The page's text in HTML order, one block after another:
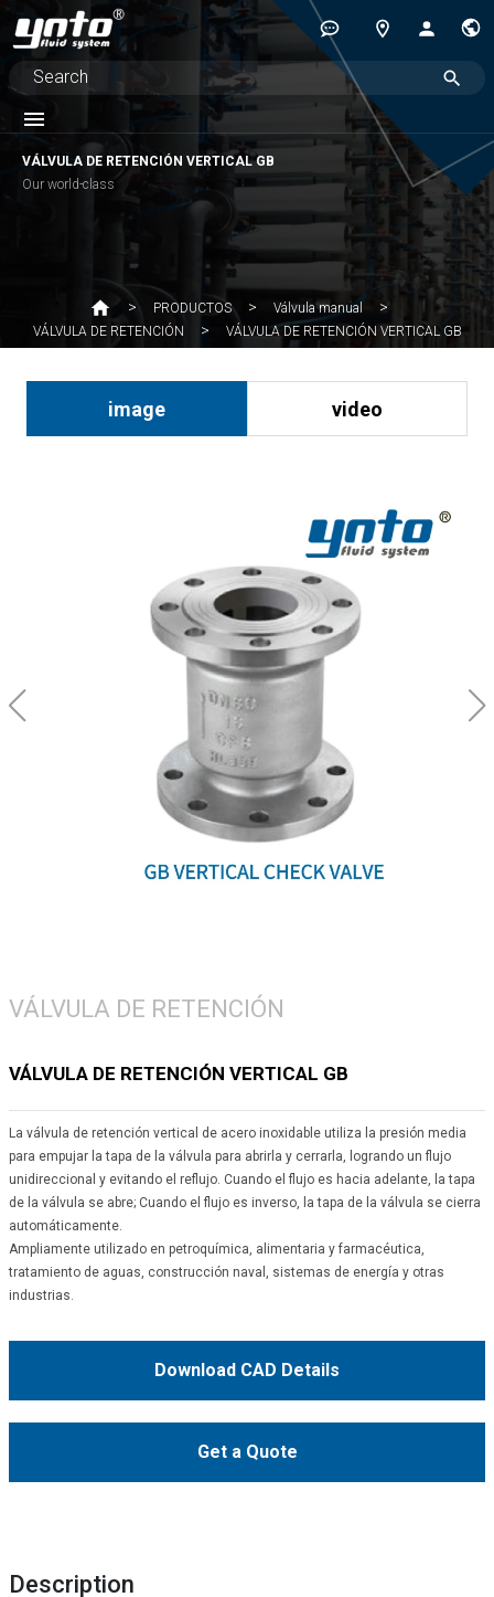
VÁLVULA DE RETENCIÓN VERTICAL GB
Our world-class
PRODUCTOS
Válvula manual
VÁLVULA DE RETENCIÓN
VÁLVULA DE RETENCIÓN VERTICAL GB
image video
VÁLVULA DE RETENCIÓN
VÁLVULA DE RETENCIÓN VERTICAL GB
La válvula de retención vertical de acero inoxidable utiliza la presión media
para empujar la tapa de la válvula para abrirla y cerrarla, logrando un flujo
unidireccional y evitando el reflujo. Cuando el flujo es hacia adelante, la tapa
de la válvula se abre; Cuando el flujo es inverso, la tapa de la válvula se cierra
automáticamente.
Ampliamente utilizado en petroquímica, alimentaria y farmacéutica,
tratamiento de aguas, construcción naval, sistemas de energía y otras
industrias.
Download CAD Details
Get a Quote
Description